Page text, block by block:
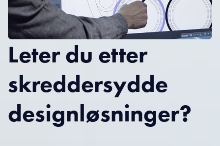
Leter du etter
skreddersydde
designløsninger?